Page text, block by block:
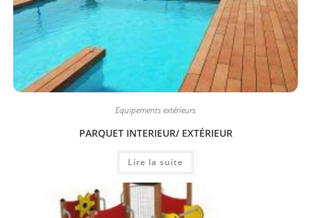
Equipements extérieurs
PARQUET INTERIEUR/ EXTÉRIEUR
Lire la suite